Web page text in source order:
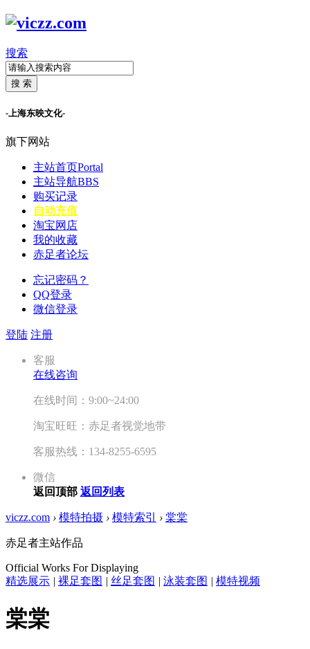
搜索
搜 索
-上海东映文化-
旗下网站
主站首页Portal
主站导航BBS
购买记录
自动充值
淘宝网店
我的收藏
赤足者论坛
忘记密码？
QQ登录
微信登录
登陆 注册
客服
在线咨询
在线时间：9:00~24:00
淘宝旺旺：赤足者视觉地带
客服热线：134-8255-6595
微信
返回顶部 返回列表
viczz.com › 模特拍摄 › 模特索引 › 棠棠
赤足者主站作品
Official Works For Displaying
精选展示 | 裸足套图 | 丝足套图 | 泳装套图 | 模特视频
棠棠